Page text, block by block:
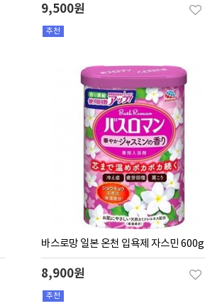
9,500원
추천
바스로망 일본 온천 입욕제 자스민 600g
8,900원
추천